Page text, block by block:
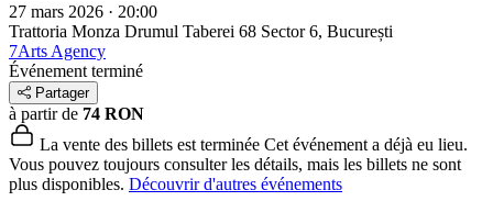
27 mars 2026 · 20:00
Trattoria Monza Drumul Taberei 68 Sector 6, București
7Arts Agency
Événement terminé
Partager
à partir de 74 RON
La vente des billets est terminée Cet événement a déjà eu lieu.
Vous pouvez toujours consulter les détails, mais les billets ne sont
plus disponibles. Découvrir d'autres événements